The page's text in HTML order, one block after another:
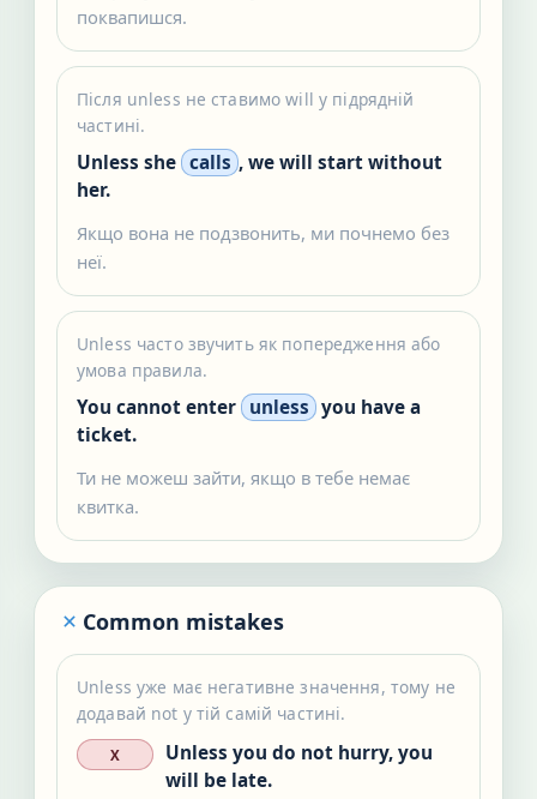
поквапишся.
Після unless не ставимо will у підрядній
частині.
Unless she calls , we will start without
her.
Якщо вона не подзвонить, ми почнемо без
неї.
Unless часто звучить як попередження або
умова правила.
You cannot enter unless you have a
ticket.
Ти не можеш зайти, якщо в тебе немає
квитка.
Common mistakes
Unless уже має негативне значення, тому не
додавай not у тій самій частині.
X
Unless you do not hurry, you
will be late.